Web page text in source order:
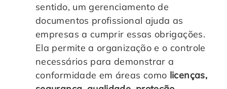
sentido, um gerenciamento de
documentos profissional ajuda as
empresas a cumprir essas obrigações.
Ela permite a organização e o controle
necessários para demonstrar a
conformidade em áreas como licenças,